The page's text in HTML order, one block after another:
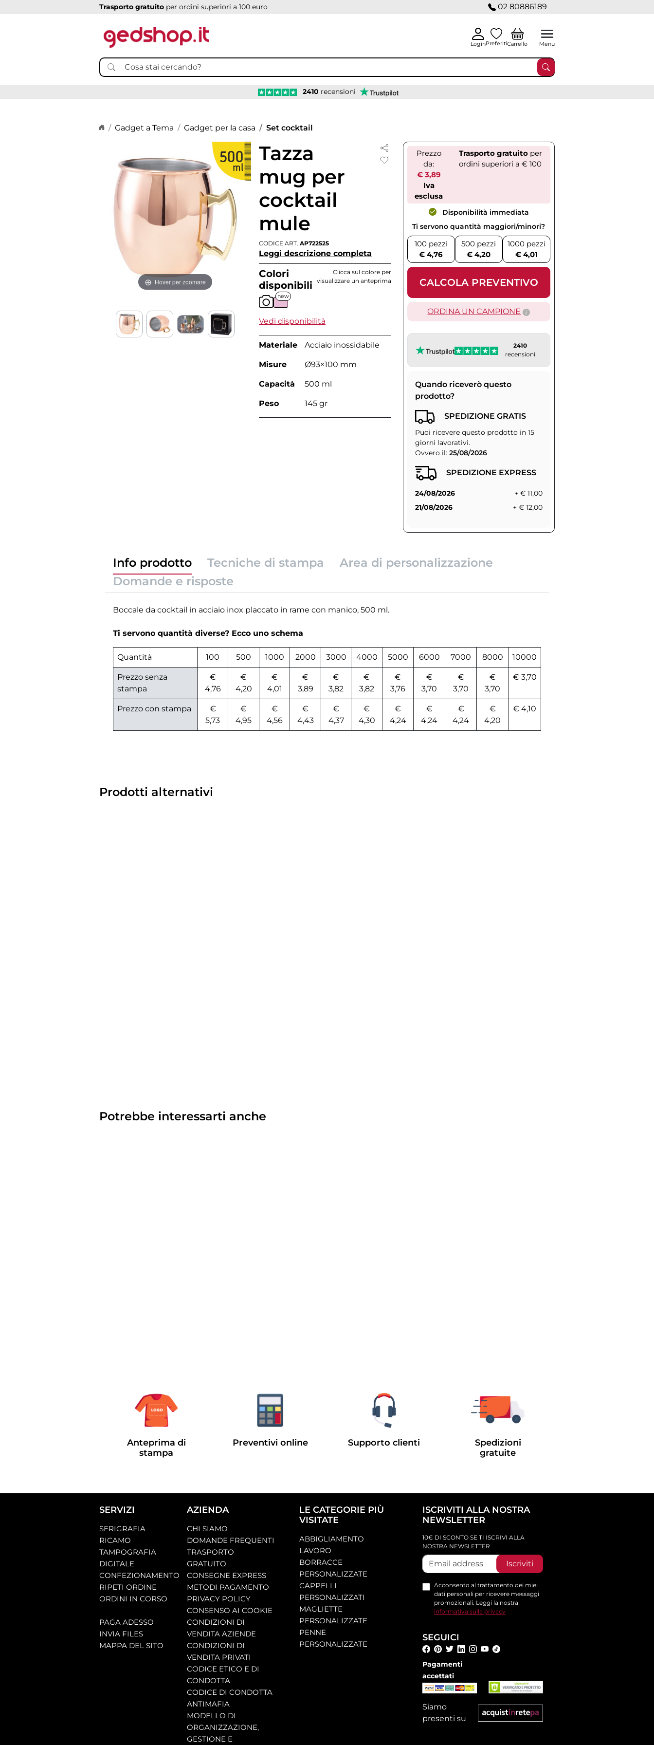
Trasporto gratuito per ordini superiori a 100 euro 02 80886189
LoginPreferitiCarrello Menu
2410 recensioni
Home page
Gadget a Tema Gadget per la casa Set cocktail
Hover per zoomare
Tazza
mug per
cocktail
mule
CODICE ART. AP722525
Leggi descrizione completa
Colori
disponibili
Clicca sul colore per
visualizzare un anteprima
new
Vedi disponibilità
Materiale Acciaio inossidabile
Misure Ø93×100 mm
Capacità 500 ml
Peso 145 gr
Prezzo
da:
€ 3,89
Iva
esclusa
Trasporto gratuitoper
ordini superiori a € 100
Disponibilità immediata
Ti servono quantità maggiori/minori?
100 pezzi
€ 4,76
500 pezzi
€ 4,20
1000 pezzi
€ 4,01
CALCOLA PREVENTIVO
ORDINA UN CAMPIONE
2410
recensioni
Quando riceverò questo
prodotto?
SPEDIZIONE GRATIS
Puoi ricevere questo prodotto in 15
giorni lavorativi.
Ovvero il: 25/08/2026
SPEDIZIONE EXPRESS
24/08/2026
+ € 11,00
21/08/2026
+ € 12,00
Info prodotto Tecniche di stampa
Area di personalizzazione
Domande e risposte
Boccale da cocktail in acciaio inox placcato in rame con manico, 500 ml.
Ti servono quantità diverse? Ecco uno schema
Quantità 100 500 1000 2000 3000 4000 5000 6000 7000 8000 10000
Prezzo senza
stampa
€
4,76
€
4,20
€
4,01
€
3,89
€
3,82
€
3,82
€
3,76
€
3,70
€
3,70
€
3,70
€ 3,70
Prezzo con stampa
€
5,73
€
4,95
€
4,56
€
4,43
€
4,37
€
4,30
€
4,24
€
4,24
€
4,24
€
4,20
€ 4,10
Prodotti alternativi
Potrebbe interessarti anche
Anteprima di
stampa
Preventivi online Supporto clienti
Spedizioni
gratuite
SERVIZI
SERIGRAFIA
RICAMO
TAMPOGRAFIA
DIGITALE
CONFEZIONAMENTO
RIPETI ORDINE
ORDINI IN CORSO
PAGA ADESSO
INVIA FILES
MAPPA DEL SITO
AZIENDA
CHI SIAMO
DOMANDE FREQUENTI
TRASPORTO
GRATUITO
CONSEGNE EXPRESS
METODI PAGAMENTO
PRIVACY POLICY
CONSENSO AI COOKIE
CONDIZIONI DI
VENDITA AZIENDE
CONDIZIONI DI
VENDITA PRIVATI
CODICE ETICO E DI
CONDOTTA
CODICE DI CONDOTTA
ANTIMAFIA
MODELLO DI
ORGANIZZAZIONE,
GESTIONE E
LE CATEGORIE PIÙ
VISITATE
ABBIGLIAMENTO
LAVORO
BORRACCE
PERSONALIZZATE
CAPPELLI
PERSONALIZZATI
MAGLIETTE
PERSONALIZZATE
PENNE
PERSONALIZZATE
ISCRIVITI ALLA NOSTRA
NEWSLETTER
10€ DI SCONTO SE TI ISCRIVI ALLA
NOSTRA NEWSLETTER
Iscriviti
Acconsento al trattamento dei miei
dati personali per ricevere messaggi
promozionali. Leggi la nostra
informativa sulla privacy
SEGUICI
Pagamenti
accettati
Siamo
presenti su